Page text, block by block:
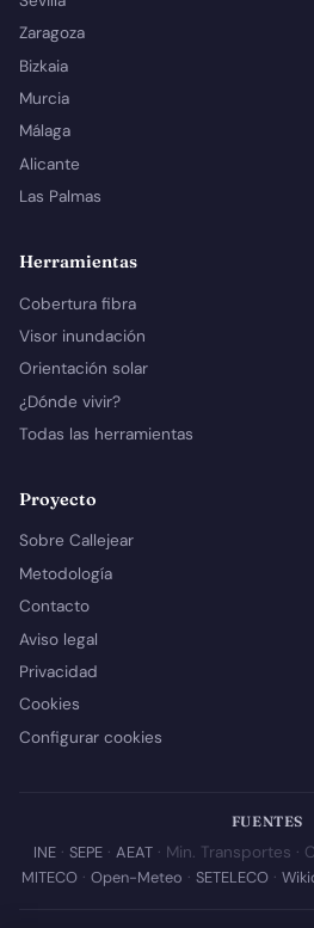
Zaragoza
Bizkaia
Murcia
Málaga
Alicante
Las Palmas
Herramientas
Cobertura fibra
Visor inundación
Orientación solar
¿Dónde vivir?
Todas las herramientas
Proyecto
Sobre Callejear
Metodología
Contacto
Aviso legal
Privacidad
Cookies
Configurar cookies
FUENTES
INE· SEPE· AEAT· Min. Transportes ·
MITECO· Open-Meteo · SETELECO·